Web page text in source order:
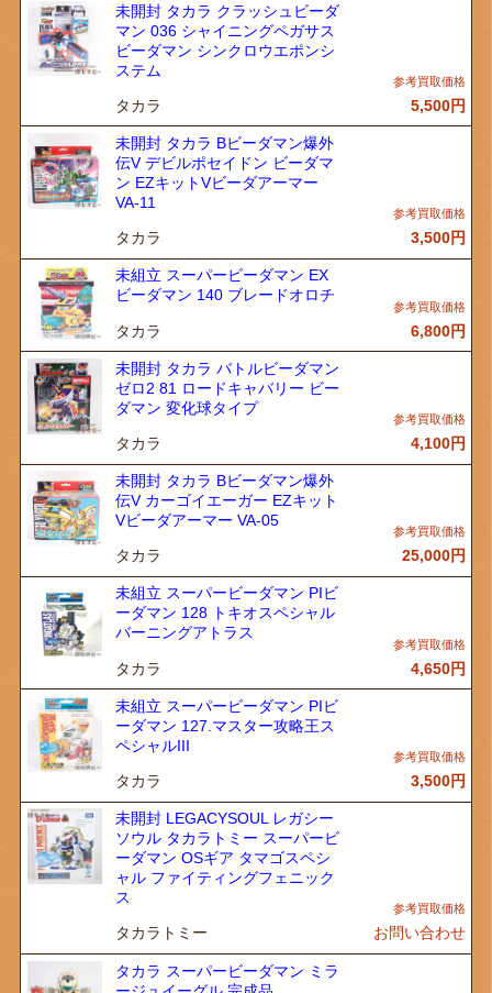
未開封 タカラ クラッシュビーダ
マン 036 シャイニングペガサス
ビーダマン シンクロウエポンシ
ステム
タカラ 5,500円
未開封 タカラ Bビーダマン爆外
伝V デビルポセイドン ビーダマ
ン EZキットVビーダアーマー
VA-11
タカラ 3,500円
未組立 スーパービーダマン EX
ビーダマン 140 ブレードオロチ
タカラ 6,800円
未開封 タカラ バトルビーダマン
ゼロ2 81 ロードキャバリー ビー
ダマン 変化球タイプ
タカラ 4,100円
未開封 タカラ Bビーダマン爆外
伝V カーゴイエーガー EZキット
Vビーダアーマー VA-05
タカラ 25,000円
未組立 スーパービーダマン PIビ
ーダマン 128 トキオスペシャル
バーニングアトラス
タカラ 4,650円
未組立 スーパービーダマン PIビ
ーダマン 127.マスター攻略王ス
ペシャルIII
タカラ 3,500円
未開封 LEGACYSOUL レガシー
ソウル タカラトミー スーパービ
ーダマン OSギア タマゴスペシ
ャル ファイティングフェニック
ス
タカラトミー お問い合わせ
タカラ スーパービーダマン ミラ